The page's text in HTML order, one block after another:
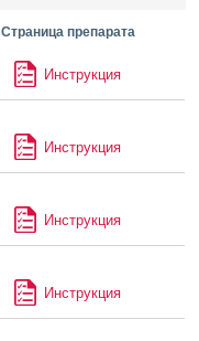
Страница препарата
Инструкция
Инструкция
Инструкция
Инструкция